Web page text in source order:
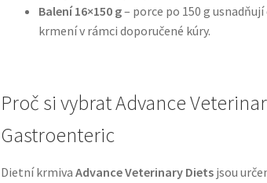
Balení 16×150 g– porce po 150 g
krmení v rámci doporučené kúry.
Proč si vybrat Advance
Gastroenteric
Dietní krmiva Advance Veterinary Dietsjsou